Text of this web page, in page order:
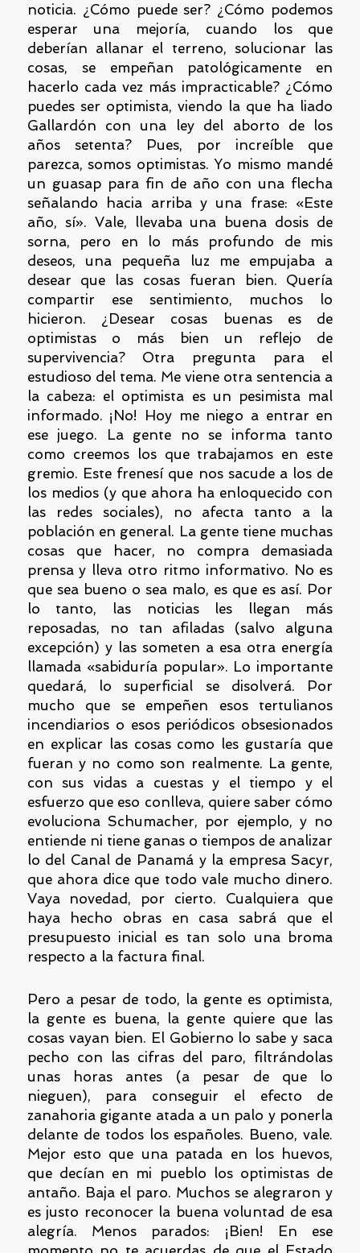
noticia. ¿Cómo puede ser? ¿Cómo podemos
esperar una mejoría, cuando los que
deberían allanar el terreno, solucionar las
cosas, se empeñan patológicamente en
hacerlo cada vez más impracticable? ¿Cómo
puedes ser optimista, viendo la que ha liado
Gallardón con una ley del aborto de los
años setenta? Pues, por increíble que
parezca, somos optimistas. Yo mismo mandé
un guasap para fin de año con una flecha
señalando hacia arriba y una frase: «Este
año, sí». Vale, llevaba una buena dosis de
sorna, pero en lo más profundo de mis
deseos, una pequeña luz me empujaba a
desear que las cosas fueran bien. Quería
compartir ese sentimiento, muchos lo
hicieron. ¿Desear cosas buenas es de
optimistas o más bien un reflejo de
supervivencia? Otra pregunta para el
estudioso del tema. Me viene otra sentencia a
la cabeza: el optimista es un pesimista mal
informado. ¡No! Hoy me niego a entrar en
ese juego. La gente no se informa tanto
como creemos los que trabajamos en este
gremio. Este frenesí que nos sacude a los de
los medios (y que ahora ha enloquecido con
las redes sociales), no afecta tanto a la
población en general. La gente tiene muchas
cosas que hacer, no compra demasiada
prensa y lleva otro ritmo informativo. No es
que sea bueno o sea malo, es que es así. Por
lo tanto, las noticias les llegan más
reposadas, no tan afiladas (salvo alguna
excepción) y las someten a esa otra energía
llamada «sabiduría popular». Lo importante
quedará, lo superficial se disolverá. Por
mucho que se empeñen esos tertulianos
incendiarios o esos periódicos obsesionados
en explicar las cosas como les gustaría que
fueran y no como son realmente. La gente,
con sus vidas a cuestas y el tiempo y el
esfuerzo que eso conlleva, quiere saber cómo
evoluciona Schumacher, por ejemplo, y no
entiende ni tiene ganas o tiempos de analizar
lo del Canal de Panamá y la empresa Sacyr,
que ahora dice que todo vale mucho dinero.
Vaya novedad, por cierto. Cualquiera que
haya hecho obras en casa sabrá que el
presupuesto inicial es tan solo una broma
respecto a la factura final.
Pero a pesar de todo, la gente es optimista,
la gente es buena, la gente quiere que las
cosas vayan bien. El Gobierno lo sabe y saca
pecho con las cifras del paro, filtrándolas
unas horas antes (a pesar de que lo
nieguen), para conseguir el efecto de
zanahoria gigante atada a un palo y ponerla
delante de todos los españoles. Bueno, vale.
Mejor esto que una patada en los huevos,
que decían en mi pueblo los optimistas de
antaño. Baja el paro. Muchos se alegraron y
es justo reconocer la buena voluntad de esa
alegría. Menos parados: ¡Bien! En ese